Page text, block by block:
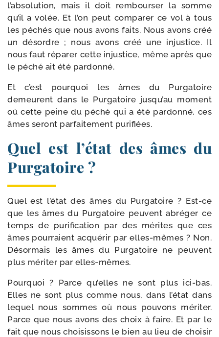
l’absolution, mais il doit rem­bour­ser la somme
qu’il a volée. Et l’on peut com­pa­rer ce vol à tous
les péchés que nous avons faits. Nous avons créé
un désordre ; nous avons créé une injus­tice. Il
nous faut répa­rer cette injus­tice, même après que
le péché ait été pardonné.
Et c’est pour­quoi les âmes du Purgatoire
demeurent dans le Purgatoire jusqu’au moment
où cette peine du péché qui a été par­don­né, ces
âmes seront par­fai­te­ment purifiées.
Quel est l’état des âmes du
Purgatoire ?
Quel est l’état des âmes du Purgatoire ? Est-​ce
que les âmes du Purgatoire peuvent abré­ger ce
temps de puri­fi­ca­tion par des mérites que ces
âmes pour­raient acqué­rir par elles-​mêmes ? Non.
Désormais les âmes du Purgatoire ne peuvent
plus méri­ter par elles-mêmes.
Pourquoi ? Parce qu’elles ne sont plus ici-​bas.
Elles ne sont plus comme nous, dans l’état dans
lequel nous sommes où nous pou­vons méri­ter.
Parce que nous avons des choix à faire. Et par le
fait que nous choi­sis­sons le bien au lieu de choi­sir